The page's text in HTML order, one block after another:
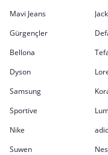
Mavi Jeans
Gürgençler
Bellona
Dyson
Samsung
Sportive
Nike
Suwen